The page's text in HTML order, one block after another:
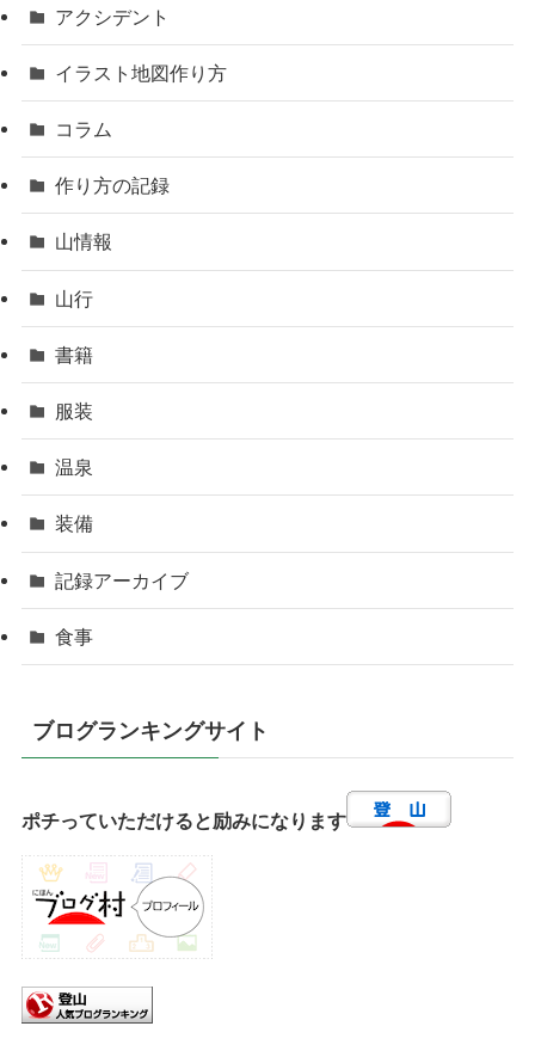
アクシデント
イラスト地図作り方
コラム
作り方の記録
山情報
山行
書籍
服装
温泉
装備
記録アーカイブ
食事
ブログランキングサイト
ポチっていただけると励みになります